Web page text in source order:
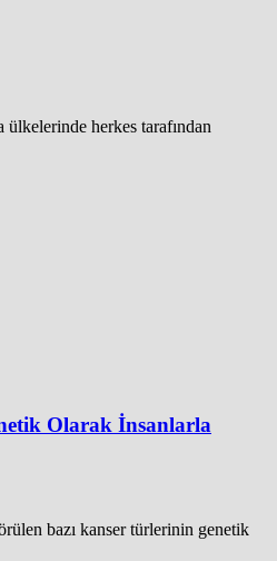
herkes tarafından
Olarak İnsanlarla
bazı kanser türlerinin genetik